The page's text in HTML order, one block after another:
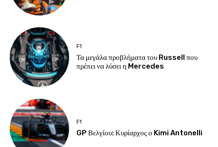
F1
Τα μεγάλα προβλήματα του Russell που
πρέπει να λύσει η Mercedes
F1
GP Βελγίου: Κυρίαρχος ο Kimi Antonelli